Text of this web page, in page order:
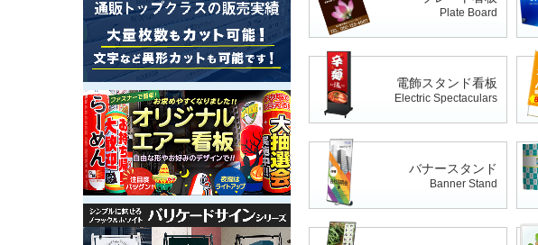
Plate Board
電飾スタンド看板
Electric Spectaculars
バナースタンド
Banner Stand